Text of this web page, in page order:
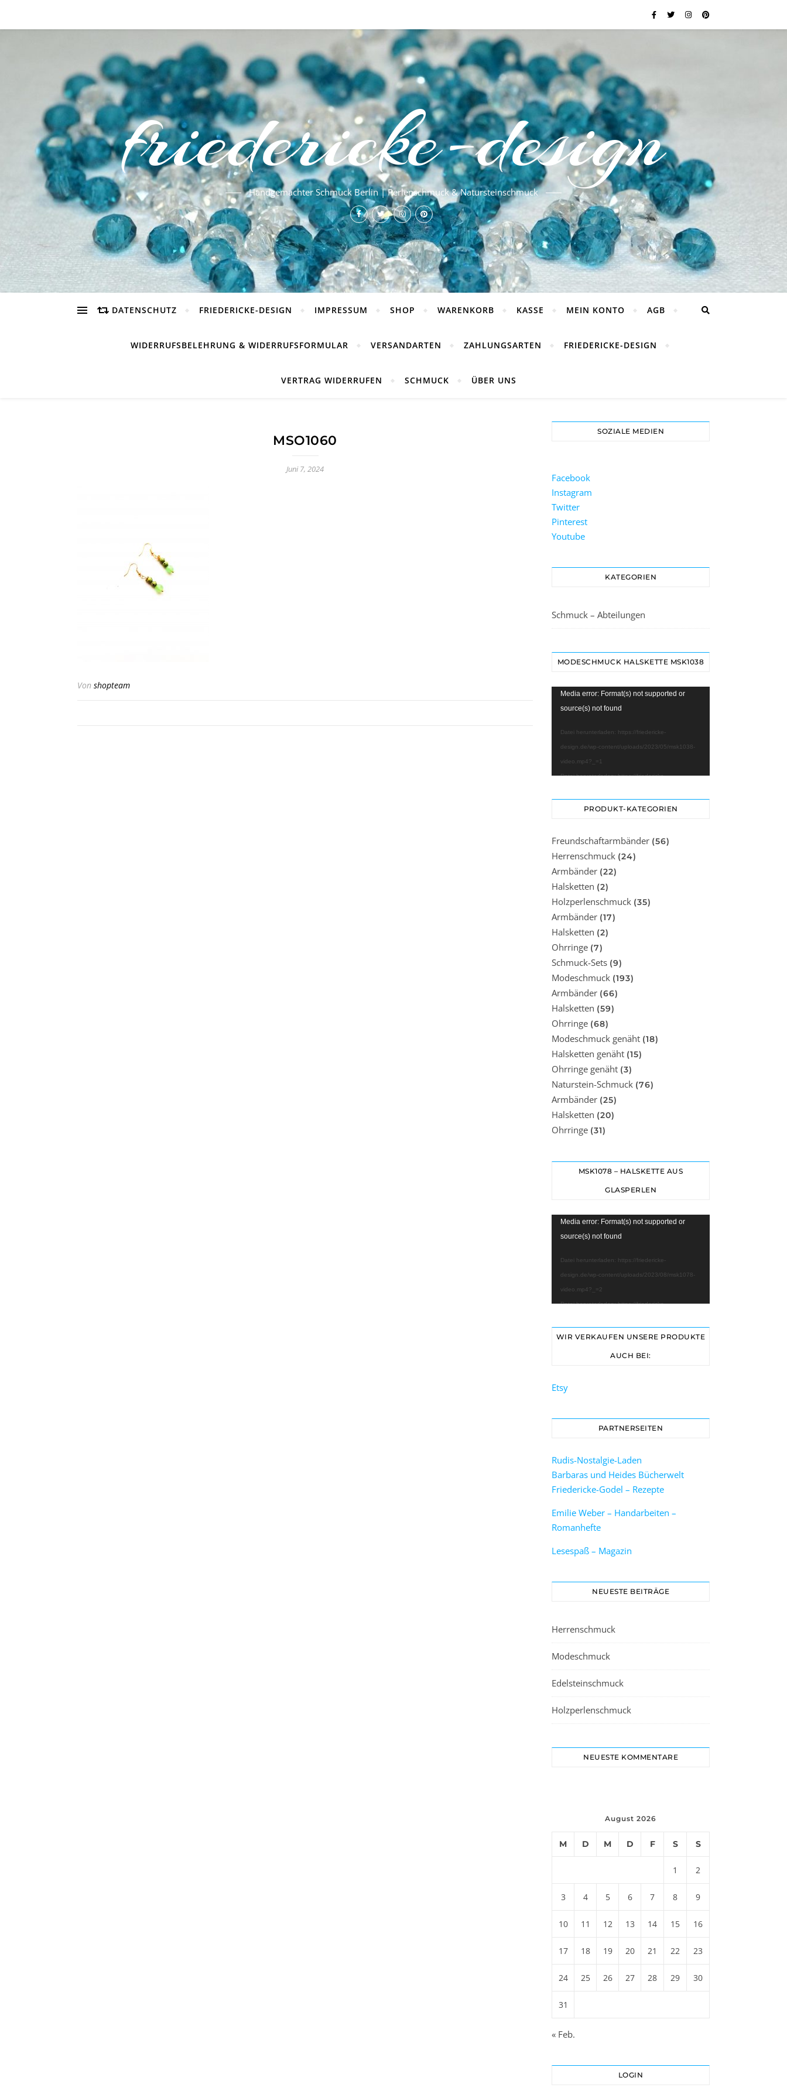
friedericke-design
Handgemachter Schmuck Berlin | Perlenschmuck & Natursteinschmuck
DATENSCHUTZ FRIEDERICKE-DESIGN IMPRESSUM SHOP WARENKORB KASSE MEIN KONTO AGB
WIDERRUFSBELEHRUNG & WIDERRUFSFORMULAR VERSANDARTEN ZAHLUNGSARTEN FRIEDERICKE-DESIGN
VERTRAG WIDERRUFEN SCHMUCK ÜBER UNS
MSO1060
Juni 7, 2024
Von shopteam
SOZIALE MEDIEN
Facebook
Instagram
Twitter
Pinterest
Youtube
KATEGORIEN
Schmuck – Abteilungen
MODESCHMUCK HALSKETTE MSK1038
Video-
Player
Media error: Format(s) not supported or
source(s) not found
Datei herunterladen: https://friedericke-
design.de/wp-content/uploads/2023/05/msk1038-
video.mp4?_=1
Datei herunterladen: https://friedericke-
video.mp4?_=1PRODUKT-KATEGORIEN
Freundschaftarmbänder (56)
Herrenschmuck (24)
Armbänder (22)
Halsketten (2)
Holzperlenschmuck (35)
Armbänder (17)
Halsketten (2)
Ohrringe (7)
Schmuck-Sets (9)
Modeschmuck (193)
Armbänder (66)
Halsketten (59)
Ohrringe (68)
Modeschmuck genäht (18)
Halsketten genäht (15)
Ohrringe genäht (3)
Naturstein-Schmuck (76)
Armbänder (25)
Halsketten (20)
Ohrringe (31)
MSK1078 – HALSKETTE AUS
GLASPERLEN
Video-
Player
Media error: Format(s) not supported or
source(s) not found
Datei herunterladen: https://friedericke-
design.de/wp-content/uploads/2023/08/msk1078-
video.mp4?_=2
Datei herunterladen: https://friedericke-
video.mp4?_=2
WIR VERKAUFEN UNSERE PRODUKTE
AUCH BEI:
Etsy
PARTNERSEITEN
Rudis-Nostalgie-Laden
Barbaras und Heides Bücherwelt
Friedericke-Godel – Rezepte
Emilie Weber – Handarbeiten –
Romanhefte
Lesespaß – Magazin
NEUESTE BEITRÄGE
Herrenschmuck
Modeschmuck
Edelsteinschmuck
Holzperlenschmuck
NEUESTE KOMMENTARE
August 2026
M D M D F S S
1 2
3 4 5 6 7 8 9
10 11 12 13 14 15 16
17 18 19 20 21 22 23
24 25 26 27 28 29 30
31
« Feb.
LOGIN